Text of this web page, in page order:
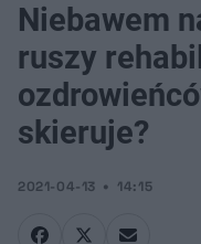
na nią skieruje?
Niebawem
ruszy
skieruje?
2021-04-13 14:15